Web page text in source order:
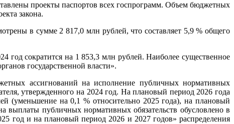
проекты паспортов всех госпрограмм. Объем бюджетных
закона.
в сумме 2 817,0 млн рублей, что составляет 5,9 % общего
год сократится на 1 853,3 млн рублей. Наиболее существенное
государственной власти».
ассигнований на исполнение публичных нормативных
утвержденного на 2024 год. На плановый период 2026 года
(уменьшение на 0,1 % относительно 2025 года), на плановый
выплаты публичных нормативных обязательств обусловлено в
год и на плановый период 2026 и 2027 годов» распределения